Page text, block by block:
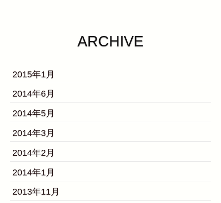
ARCHIVE
2015年1月
2014年6月
2014年5月
2014年3月
2014年2月
2014年1月
2013年11月